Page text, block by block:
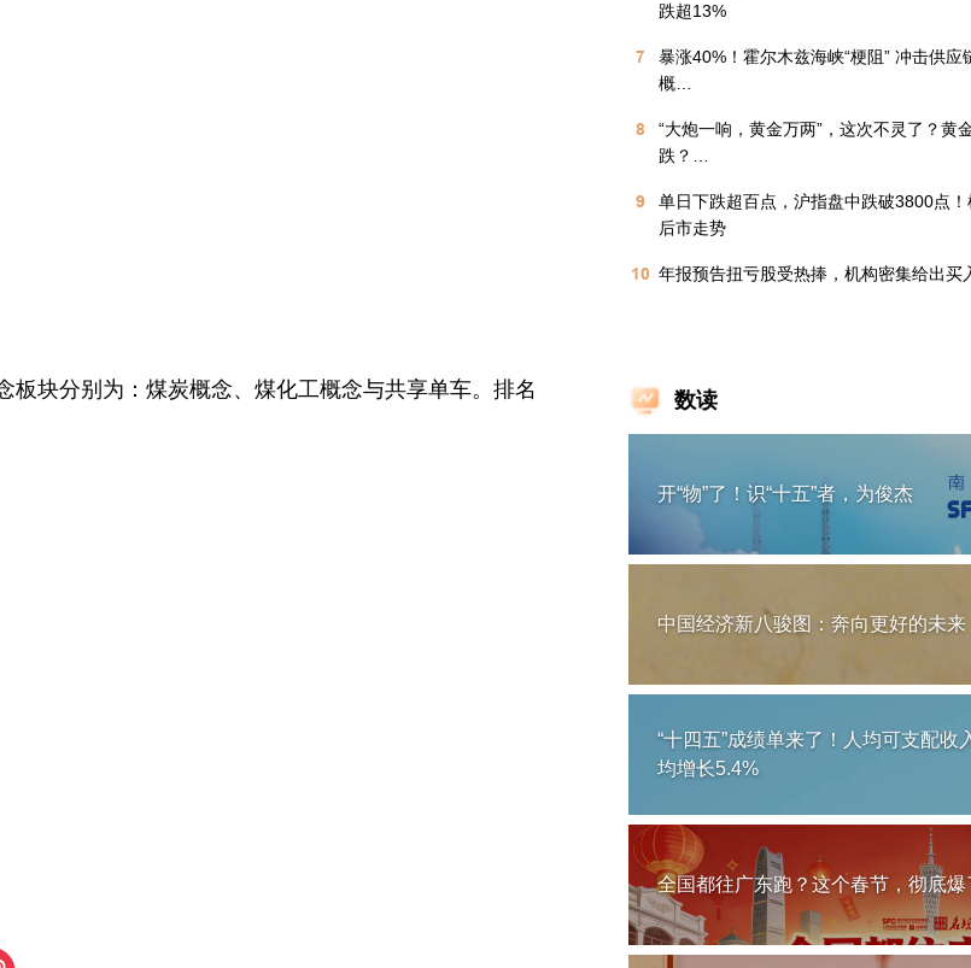
块分别为：煤炭概念、煤化工概念与共享单车。排名
跌超13%
7
暴涨40%！霍尔木兹海峡“梗阻” 冲击供应
概…
8
“大炮一响，黄金万两”，这次不灵了？黄
跌？…
9
单日下跌超百点，沪指盘中跌破3800点
后市走势
10 年报预告扭亏股受热捧，机构密集给出买
数读
开“物”了！识“十五”者，为俊杰
中国经济新八骏图：奔向更好的未来
“十四五”成绩单来了！人均可支配收
均增长5.4%
全国都往广东跑？这个春节，彻底爆